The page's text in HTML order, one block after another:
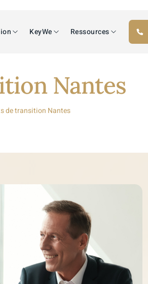
KeyWe Ressources
Nantes
de transition Nantes